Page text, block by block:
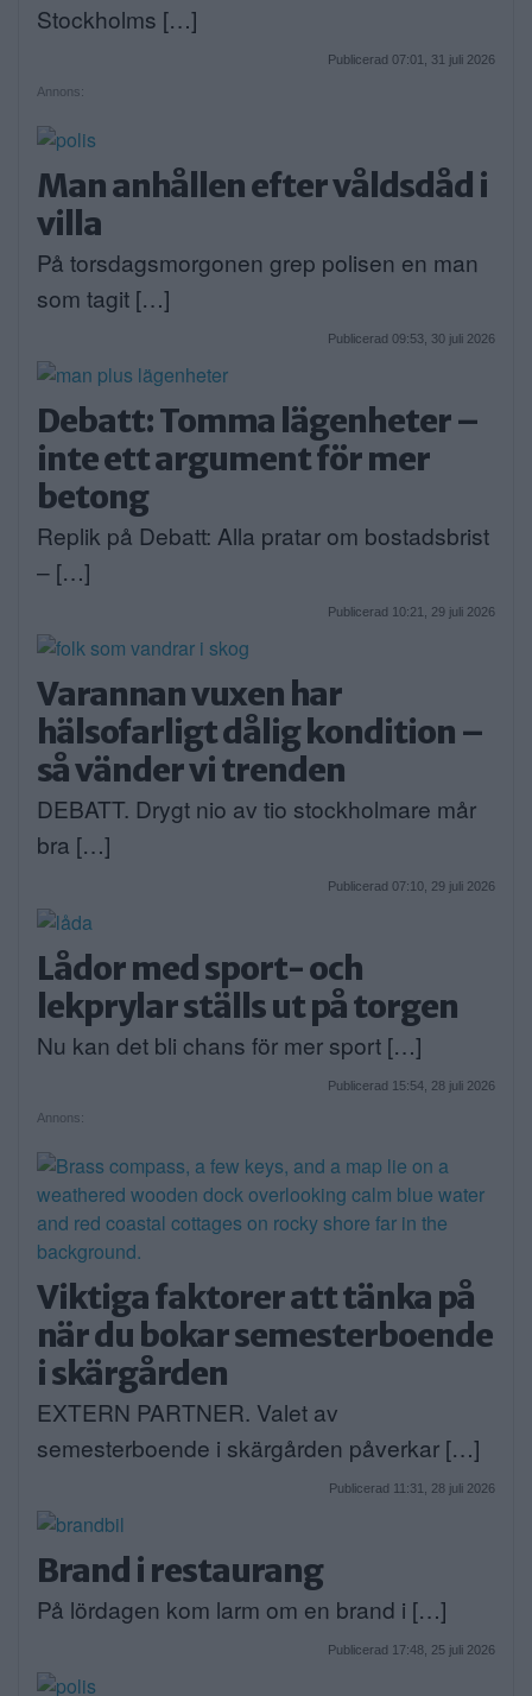
Stockholms […]
Publicerad 07:01, 31 juli 2026
Annons:
Man anhållen efter våldsdåd i
villa
På torsdagsmorgonen grep polisen en man
som tagit […]
Publicerad 09:53, 30 juli 2026
Debatt: Tomma lägenheter –
inte ett argument för mer
betong
Replik på Debatt: Alla pratar om bostadsbrist
– […]
Publicerad 10:21, 29 juli 2026
Varannan vuxen har
hälsofarligt dålig kondition –
så vänder vi trenden
DEBATT. Drygt nio av tio stockholmare mår
bra […]
Publicerad 07:10, 29 juli 2026
Lådor med sport- och
lekprylar ställs ut på torgen
Nu kan det bli chans för mer sport […]
Publicerad 15:54, 28 juli 2026
Annons:
Viktiga faktorer att tänka på
när du bokar semesterboende
i skärgården
EXTERN PARTNER. Valet av
semesterboende i skärgården påverkar […]
Publicerad 11:31, 28 juli 2026
Brand i restaurang
På lördagen kom larm om en brand i […]
Publicerad 17:48, 25 juli 2026